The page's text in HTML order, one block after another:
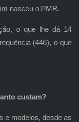
nasceu o PMR.
o que lhe dá 14
(446), o que
custam?
e modelos, desde as